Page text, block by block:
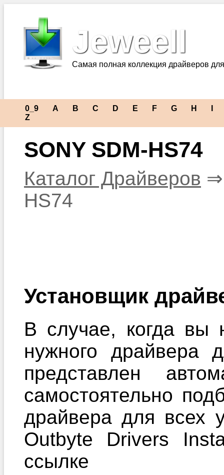
Jeweell
Самая полная коллекция драйверов
0_9 A B C D E F G H
Z
SONY SDM-HS74
Каталог Драйверов
HS74
Установщик
В случае, когда вы
нужного драйвера
представлен
самостоятельно
драйвера для всех
Outbyte Drivers
ссылке